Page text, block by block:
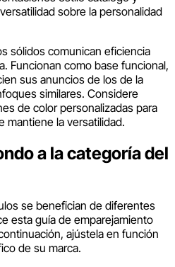
sobre la personalidad
sólidos comunican eficiencia
Funcionan como base funcional,
sus anuncios de los de la
similares. Considere
de color personalizadas para
mantiene la versatilidad.
a la categoría del
se benefician de diferentes
esta guía de emparejamiento
ajústela en función
de su marca.